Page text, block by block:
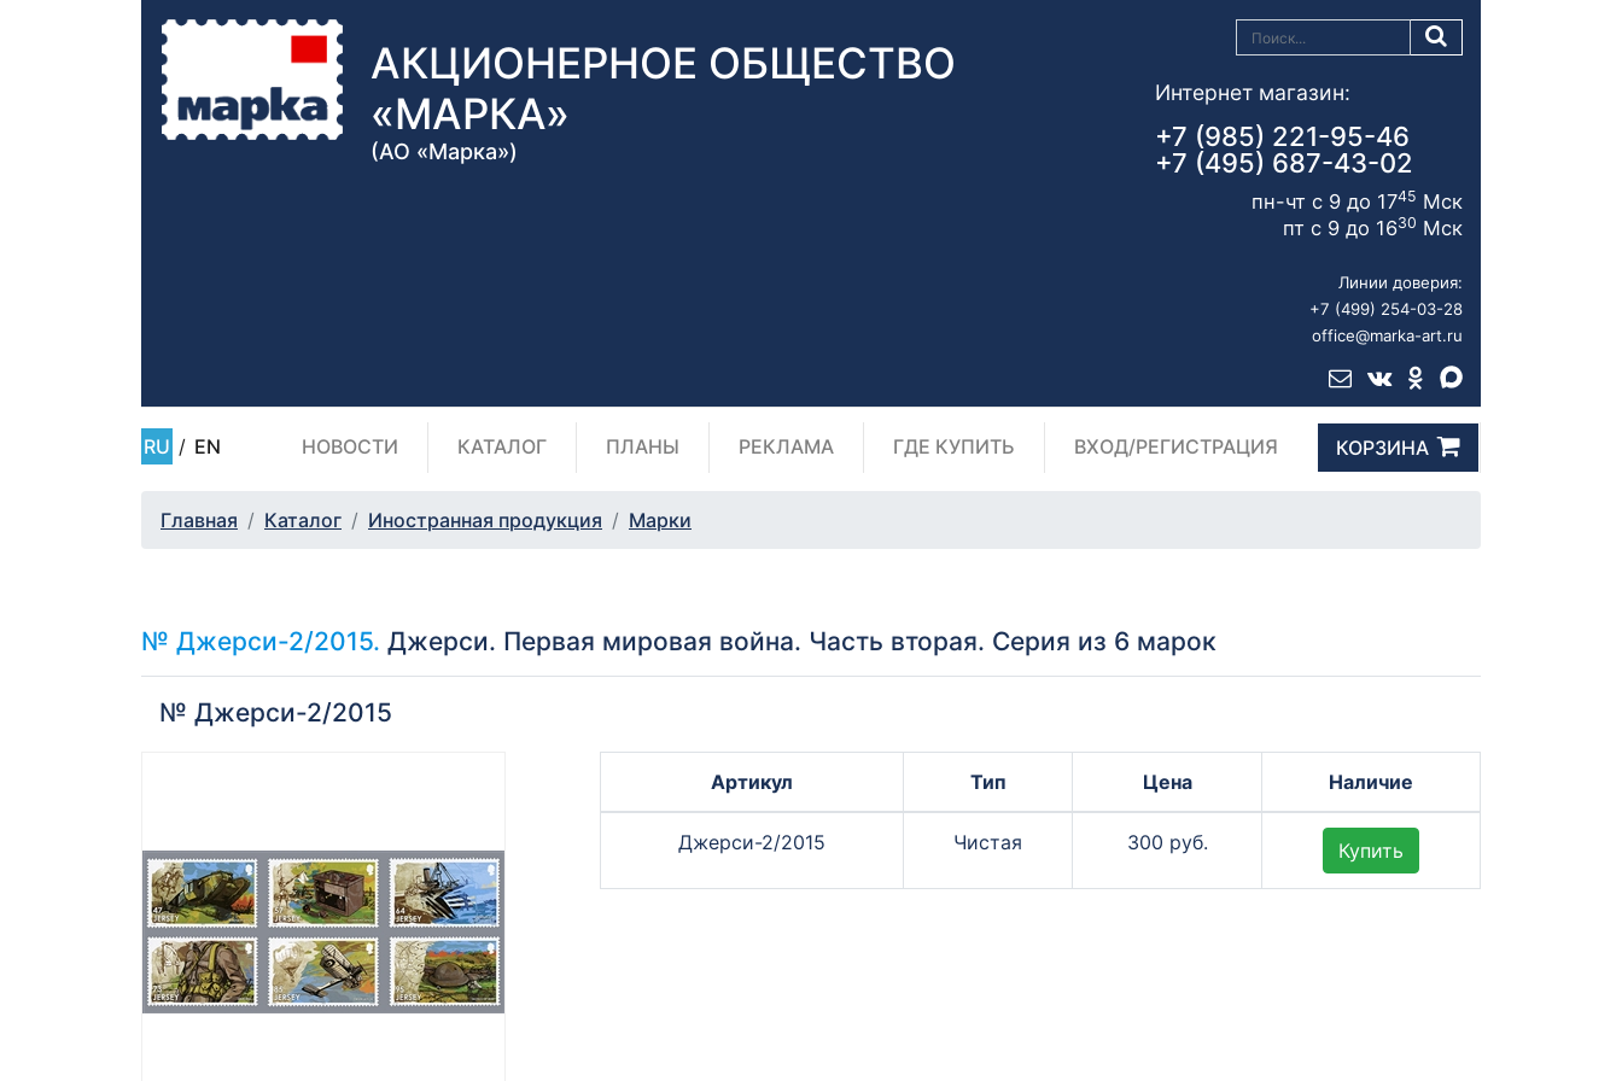
АКЦИОНЕРНОЕ ОБЩЕСТВО
«МАРКА»
(АО «Марка»)
Интернет магазин:
+7 (985) 221-95-46
+7 (495) 687-43-02
пн-чт с 9 до 1745 Мск
пт с 9 до 1630 Мск
Линии доверия:
+7 (499) 254-03-28
office@marka-art.ru
RU / EN НОВОСТИ КАТАЛОГ ПЛАНЫ РЕКЛАМА ГДЕ КУПИТЬ ВХОД/РЕГИСТРАЦИЯ КОРЗИНА
Главная Каталог Иностранная продукция Марки
№ Джерси-2/2015. Джерси. Первая мировая война. Часть вторая. Серия из 6 марок
№ Джерси-2/2015
Артикул Тип Цена Наличие
Джерси-2/2015 Чистая 300 руб. Купить